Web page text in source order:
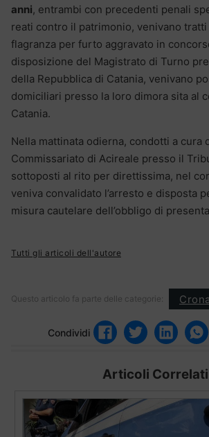
anni, entrambi con precedenti penali
reati contro il patrimonio, venivano
flagranza per furto aggravato in
disposizione del Magistrato di Turno
della Repubblica di Catania, venivano
domiciliari presso la loro dimora sita al
Catania.
Nella mattinata odierna, condotti a cura
Commissariato di Acireale presso il
sottoposti al rito per direttissima, nel
veniva convalidato l’arresto e disposta
misura cautelare dell’obbligo di
Tutti gli articoli dell'autore
Questo articolo fa parte delle categorie:
Condividi
Articoli Correlati